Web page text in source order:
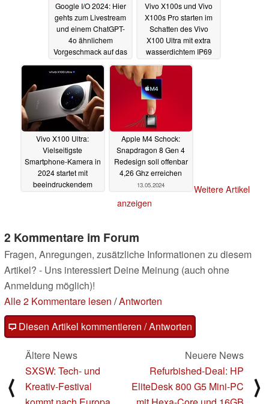
Google I/O 2024: Hier
gehts zum Livestream
und einem ChatGPT-
4o ähnlichem
Vorgeschmack auf das
13.05.2024
Vivo X100s und Vivo
X100s Pro starten im
Schatten des Vivo
X100 Ultra mit extra
wasserdichtem IP69
Vivo X100 Ultra:
Vielseitigste
Smartphone-Kamera in
2024 startet mit
beeindruckendem
Apple M4 Schock:
Snapdragon 8 Gen 4
Redesign soll offenbar
4,26 Ghz erreichen
13.05.2024
Weitere Artikel
anzeigen
2 Kommentare im Forum
Fragen, Anregungen, zusätzliche Informationen zu diesem
Artikel? - Uns interessiert Deine Meinung (auch ohne
Anmeldung möglich)!
Alle 2 Kommentare lesen /Antworten
Diesen Artikel kommentieren / Antworten
⟨
Ältere News
SXSW: Tech- und
Kreativ-Festival
Neuere News
Refurbished-Deal: HP
EliteDesk 800 G5 Mini-PC
⟩